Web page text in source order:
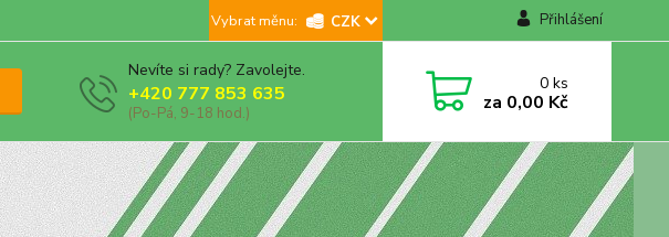
CZK Přihlášení
Nevíte si rady? Zavolejte.
+420 777 853 635
(Po-Pá, 9-18 hod.)
0ks
za 0,00 Kč